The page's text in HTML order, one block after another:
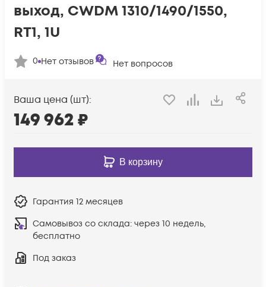
выход, CWDM 1310/1490/1550,
RT1, 1U
0 Нет отзывов Нет вопросов
Ваша цена (шт):
149 962₽
В корзину
Гарантия 12 месяцев
Самовывоз со склада: через 10 недель,
бесплатно
Под заказ